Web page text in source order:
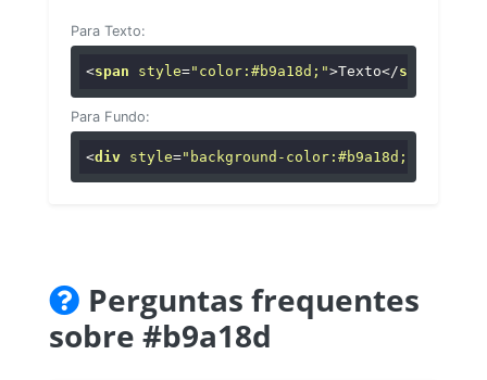
Para Texto:
<span style="color:#b9a18d;">Texto</span
Para Fundo:
<div style="background-color:#b9a18d;"
Perguntas frequentes
sobre #b9a18d